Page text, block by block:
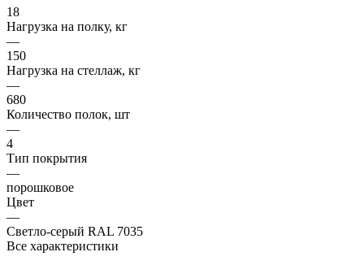
18
Нагрузка на полку, кг
—
150
Нагрузка на стеллаж, кг
—
680
Количество полок, шт
—
4
Тип покрытия
—
порошковое
Цвет
—
Светло-серый RAL 7035
Все характеристики